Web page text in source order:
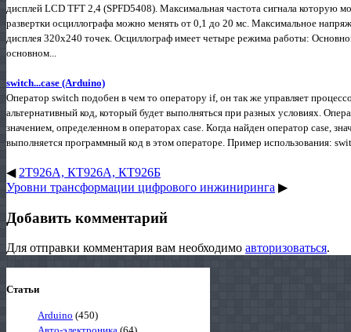
дисплей LCD TFT 2,4 (SPFD5408). Максимальная частота сигнала которую
развертки осциллографа можно менять от 0,1 до 20 мс. Максимальное
дисплея 320х240 точек. Осциллограф имеет четыре режима работы:
основном...
switch...case (Arduino)
Оператор switch подобен в чем то оператору if, он так же управляет
альтернативный код, который будет выполняться при разных условиях.
значением, определенном в операторах case. Когда найден оператор case,
выполняется программный код в этом операторе. Пример использования:
◀ 2Т926А, КТ926А, КТ926Б
Уровни трансформации цифрового инжиниринга ▶
Добавить комментарий
Для отправки комментария вам необходимо авторизоваться.
Статьи
Arduino (450)